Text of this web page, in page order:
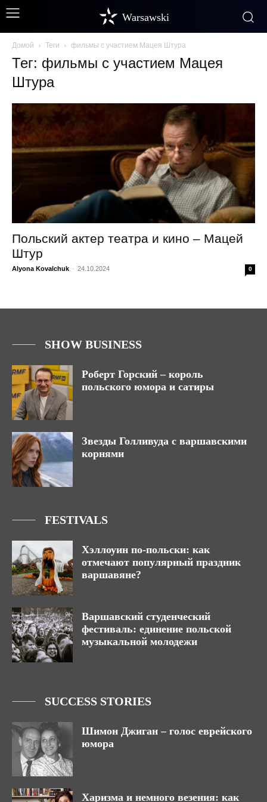
Warsawski
Домой Теги фильмы с участием Мацея Штура
Тег: фильмы с участием Мацея
Штура
Польский актер театра и кино – Мацей
Штур
Alyona Kovalchuk - 24.10.2024 0
SHOW BUSINESS
Роберт Горский – король
польского юмора и сатиры
Звезды Голливуда с варшавскими
корнями
FESTIVALS
Хэллоуин по-польски: как
отмечают популярный праздник
варшавяне?
Варшавский студенческий
фестиваль: единение польской
музыкальной молодежи
SUCCESS STORIES
Шимон Джиган – голос еврейского
юмора
Харизма и немного везения: как